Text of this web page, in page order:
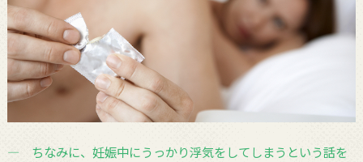
― ちなみに、妊娠中にうっかり浮気をしてしまうという話を